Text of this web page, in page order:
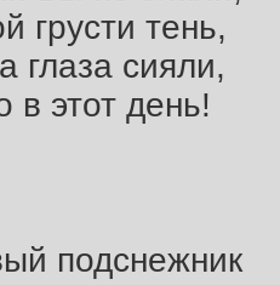
грусти тень,
глаза сияли,
в этот день!
подснежник